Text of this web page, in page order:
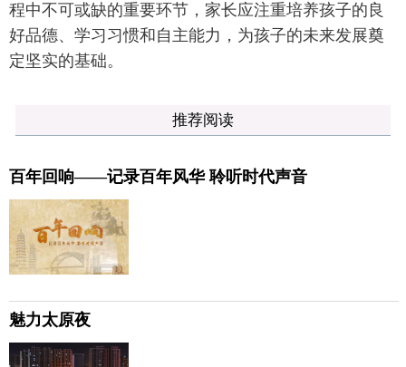
程中不可或缺的重要环节，家长应注重培养孩子的良
好品德、学习习惯和自主能力，为孩子的未来发展奠
定坚实的基础。
推荐阅读
百年回响——记录百年风华 聆听时代声音
魅力太原夜